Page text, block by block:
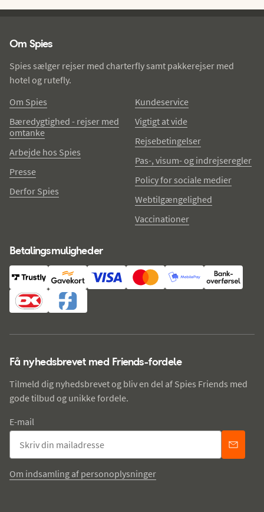
Om Spies
Spies sælger rejser med charterfly samt pakkerejser med
hotel og rutefly.
Om Spies
Bæredygtighed - rejser med
omtanke
Arbejde hos Spies
Presse
Derfor Spies
Kundeservice
Vigtigt at vide
Rejsebetingelser
Pas-, visum- og indrejseregler
Policy for sociale medier
Webtilgængelighed
Vaccinationer
Betalingsmuligheder
Få nyhedsbrevet med Friends-fordele
Tilmeld dig nyhedsbrevet og bliv en del af Spies Friends med
gode tilbud og unikke fordele.
E-mail
Om indsamling af personoplysninger